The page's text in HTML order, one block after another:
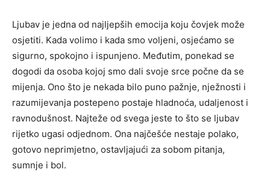
Ljubav je jedna od najljepših emocija koju čovjek može
osjetiti. Kada volimo i kada smo voljeni, osjećamo se
sigurno, spokojno i ispunjeno. Međutim, ponekad se
dogodi da osoba kojoj smo dali svoje srce počne da se
mijenja. Ono što je nekada bilo puno pažnje, nježnosti i
razumijevanja postepeno postaje hladnoća, udaljenost i
ravnodušnost. Najteže od svega jeste to što se ljubav
rijetko ugasi odjednom. Ona najčešće nestaje polako,
gotovo neprimjetno, ostavljajući za sobom pitanja,
sumnje i bol.